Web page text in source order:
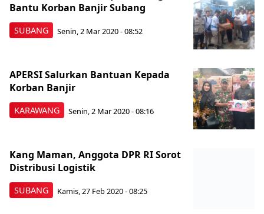
SUBANG
Bantu Korban Banjir Subang
Senin, 2 Mar 2020 - 08:52
KARAWANG
APERSI Salurkan Bantuan Kepada
Korban Banjir
Senin, 2 Mar 2020 - 08:16
SUBANG
Kang Maman, Anggota DPR RI Sorot
Distribusi Logistik
Kamis, 27 Feb 2020 - 08:25